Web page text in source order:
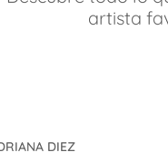
artista
DIEZ